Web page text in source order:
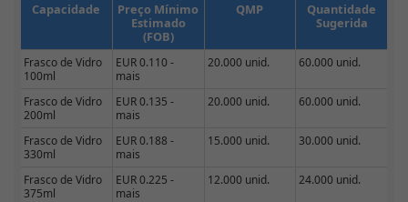
Capacidade
Preço Mínimo
Estimado
(FOB)
QMP
Quantidade
Sugerida
Frasco de Vidro
100ml
EUR 0.110 -
mais
20.000 unid. 60.000 unid.
Frasco de Vidro
200ml
EUR 0.135 -
mais
20.000 unid. 60.000 unid.
Frasco de Vidro
330ml
EUR 0.188 -
mais
15.000 unid. 30.000 unid.
Frasco de Vidro
375ml
EUR 0.225 -
mais
12.000 unid. 24.000 unid.